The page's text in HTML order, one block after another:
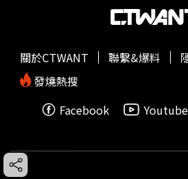
關於CTWANT 聯繫&爆料
發燒熱搜
Facebook
Youtube